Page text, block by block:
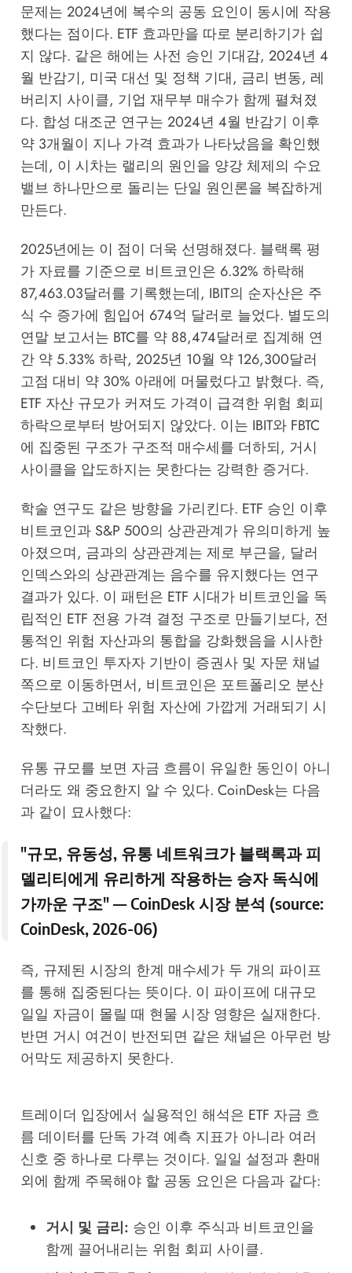
문제는 2024년에 복수의 공동 요인이 동시에 작용
했다는 점이다. ETF 효과만을 따로 분리하기가 쉽
지 않다. 같은 해에는 사전 승인 기대감, 2024년 4
월 반감기, 미국 대선 및 정책 기대, 금리 변동, 레
버리지 사이클, 기업 재무부 매수가 함께 펼쳐졌
다. 합성 대조군 연구는 2024년 4월 반감기 이후
약 3개월이 지나 가격 효과가 나타났음을 확인했
는데, 이 시차는 랠리의 원인을 양강 체제의 수요
밸브 하나만으로 돌리는 단일 원인론을 복잡하게
만든다.
2025년에는 이 점이 더욱 선명해졌다. 블랙록 평
가 자료를 기준으로 비트코인은 6.32% 하락해
87,463.03달러를 기록했는데, IBIT의 순자산은 주
식 수 증가에 힘입어 674억 달러로 늘었다. 별도의
연말 보고서는 BTC를 약 88,474달러로 집계해 연
간 약 5.33% 하락, 2025년 10월 약 126,300달러
고점 대비 약 30% 아래에 머물렀다고 밝혔다. 즉,
ETF 자산 규모가 커져도 가격이 급격한 위험 회피
하락으로부터 방어되지 않았다. 이는 IBIT와 FBTC
에 집중된 구조가 구조적 매수세를 더하되, 거시
사이클을 압도하지는 못한다는 강력한 증거다.
학술 연구도 같은 방향을 가리킨다. ETF 승인 이후
비트코인과 S&P 500의 상관관계가 유의미하게 높
아졌으며, 금과의 상관관계는 제로 부근을, 달러
인덱스와의 상관관계는 음수를 유지했다는 연구
결과가 있다. 이 패턴은 ETF 시대가 비트코인을 독
립적인 ETF 전용 가격 결정 구조로 만들기보다, 전
통적인 위험 자산과의 통합을 강화했음을 시사한
다. 비트코인 투자자 기반이 증권사 및 자문 채널
쪽으로 이동하면서, 비트코인은 포트폴리오 분산
수단보다 고베타 위험 자산에 가깝게 거래되기 시
작했다.
유통 규모를 보면 자금 흐름이 유일한 동인이 아니
더라도 왜 중요한지 알 수 있다. CoinDesk는 다음
과 같이 묘사했다:
"규모, 유동성, 유통 네트워크가 블랙록과 피
델리티에게 유리하게 작용하는 승자 독식에
가까운 구조" — CoinDesk 시장 분석 (source:
CoinDesk, 2026-06)
즉, 규제된 시장의 한계 매수세가 두 개의 파이프
를 통해 집중된다는 뜻이다. 이 파이프에 대규모
일일 자금이 몰릴 때 현물 시장 영향은 실재한다.
반면 거시 여건이 반전되면 같은 채널은 아무런 방
어막도 제공하지 못한다.
트레이더 입장에서 실용적인 해석은 ETF 자금 흐
름 데이터를 단독 가격 예측 지표가 아니라 여러
신호 중 하나로 다루는 것이다. 일일 설정과 환매
외에 함께 주목해야 할 공동 요인은 다음과 같다:
거시 및 금리: 승인 이후 주식과 비트코인을
함께 끌어내리는 위험 회피 사이클.